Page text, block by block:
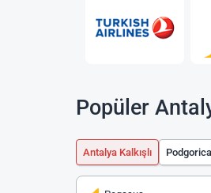
Popüler
Antalya Kalkışlı Podgorica